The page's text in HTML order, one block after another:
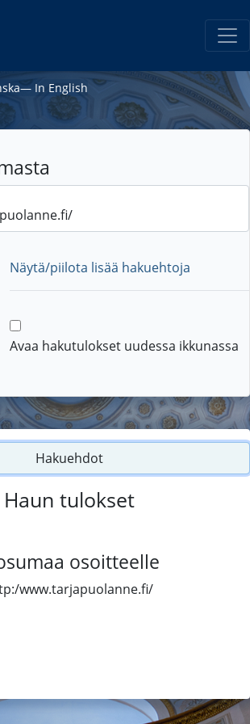
― In English
Näytä/piilota lisää hakuehtoja
Avaa hakutulokset uudessa ikkunassa
Hakuehdot
Haun tulokset
osoitteelle
www.tarjapuolanne.fi/